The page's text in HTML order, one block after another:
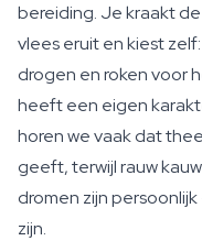
bereiding. Je kraakt
vlees eruit en kiest
drogen en roken voor
heeft een eigen
horen we vaak dat
geeft, terwijl rauw
dromen zijn
zijn.